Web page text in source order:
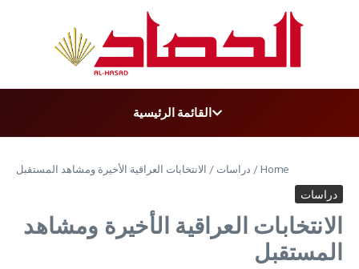
القائمة الرئيسية
Home
/ دراسات / الانتخابات العراقية الأخيرة ومشاهد المستقبل
دراسات
الانتخابات العراقية الأخيرة ومشاهد
المستقبل